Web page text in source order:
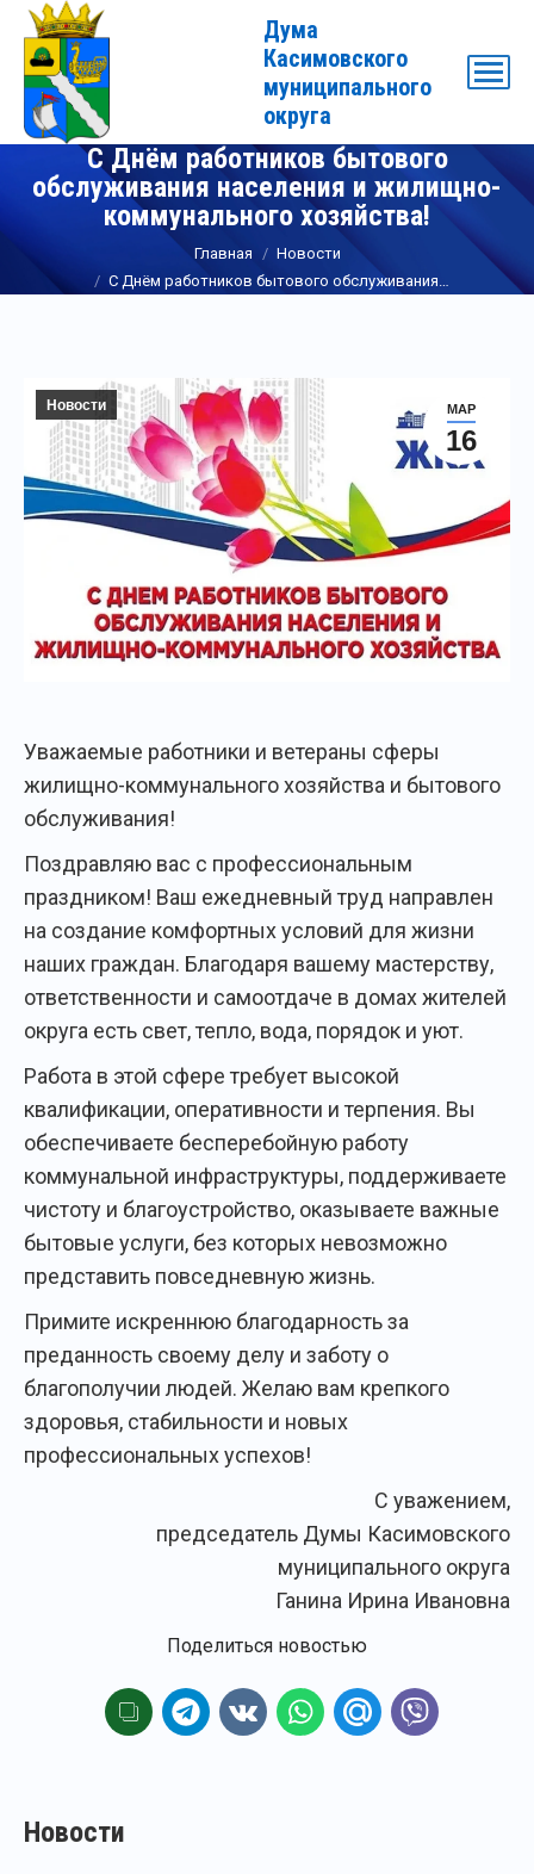
Дума
Касимовского
муниципального
округа
С Днём работников бытового
обслуживания населения и жилищно-
коммунального хозяйства!
Вы здесь: Главная
Новости
С Днём работников бытового обслуживания…
МАР
16
Новости
Уважаемые работники и ветераны сферы
жилищно-коммунального хозяйства и бытового
обслуживания!
Поздравляю вас с профессиональным
праздником! Ваш ежедневный труд направлен
на создание комфортных условий для жизни
наших граждан. Благодаря вашему мастерству,
ответственности и самоотдаче в домах жителей
округа есть свет, тепло, вода, порядок и уют.
Работа в этой сфере требует высокой
квалификации, оперативности и терпения. Вы
обеспечиваете бесперебойную работу
коммунальной инфраструктуры, поддерживаете
чистоту и благоустройство, оказываете важные
бытовые услуги, без которых невозможно
представить повседневную жизнь.
Примите искреннюю благодарность за
преданность своему делу и заботу о
благополучии людей. Желаю вам крепкого
здоровья, стабильности и новых
профессиональных успехов!
С уважением,
председатель Думы Касимовского
муниципального округа
Ганина Ирина Ивановна
Поделиться новостью
Новости